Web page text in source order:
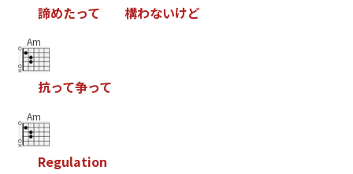
諦めたって 構わないけど
Am
抗って争って
Am
Regulation